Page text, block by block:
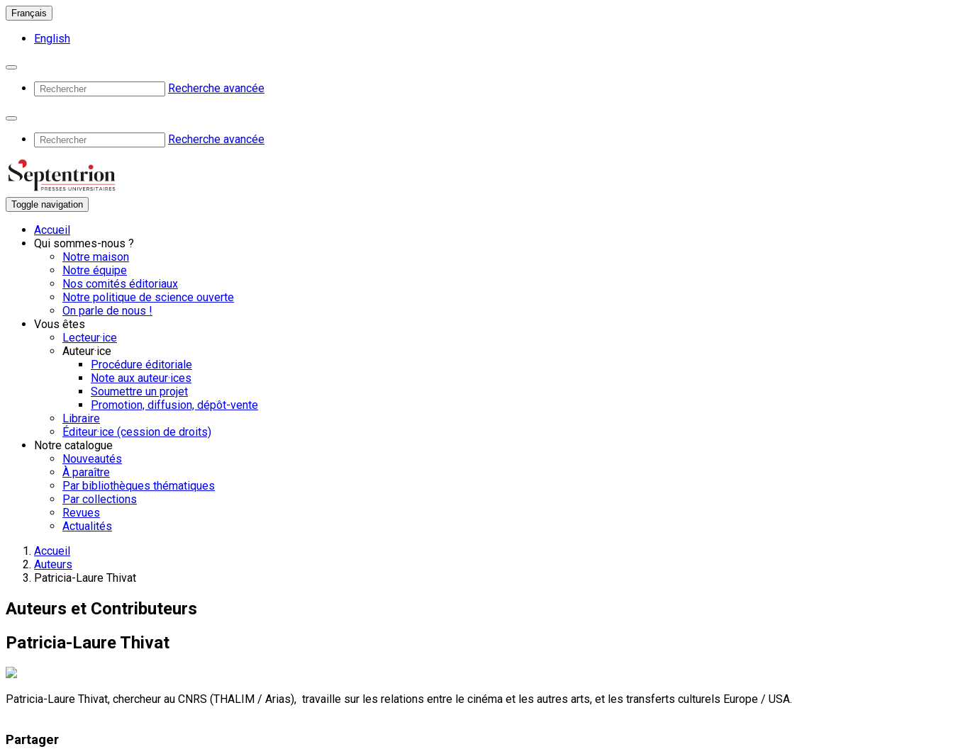
Français
English
Recherche avancée
Recherche avancée
Toggle navigation
Accueil
Qui sommes-nous ?
Notre maison
Notre équipe
Nos comités éditoriaux
Notre politique de science ouverte
On parle de nous !
Vous êtes
Lecteur·ice
Auteur·ice
Procédure éditoriale
Note aux auteur·ices
Soumettre un projet
Promotion, diffusion, dépôt-vente
Libraire
Éditeur·ice (cession de droits)
Notre catalogue
Nouveautés
À paraître
Par bibliothèques thématiques
Par collections
Revues
Actualités
Accueil
Auteurs
Patricia-Laure Thivat
Auteurs et Contributeurs
Patricia-Laure Thivat
Patricia-Laure Thivat, chercheur au CNRS (THALIM / Arias), travaille sur les relations entre le cinéma et les autres arts, et les transferts culturels Europe / USA.
Partager